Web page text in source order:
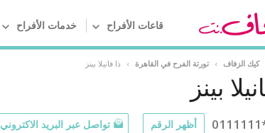
قاعات الأفراح خدمات الأفراح
كيك الزفاف › تورتة الفرح في القاهرة › ذا فانيلا بينز
بينز
أظهر الرقم تواصل عبر البريد الاكتروني